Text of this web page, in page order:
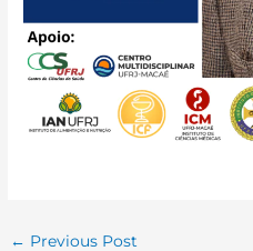
← Previous Post